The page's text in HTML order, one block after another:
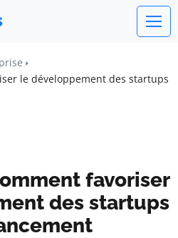
le développement des startups
favoriser
des startups